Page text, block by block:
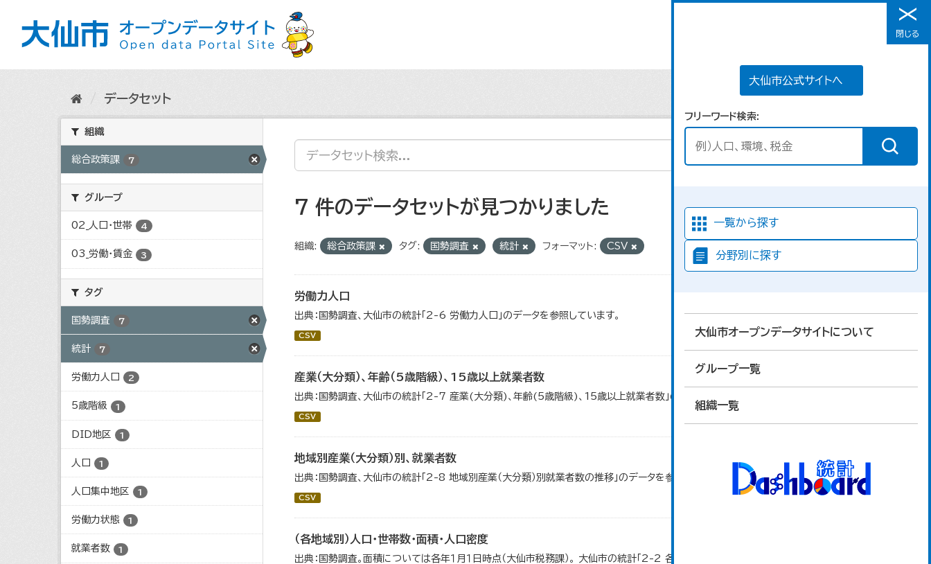
メニュー
大仙市公式サイトへ
フリーワード検索
一覧から探す
分野別に探す
大仙市オープンデータサイトについて
グループ一覧
組織一覧
閉じる
データセット
組織
総合政策課 7
グループ
02_人口・世帯 4
03_労働・賃金 3
タグ
国勢調査 7
統計 7
労働力人口 2
5歳階級 1
DID地区 1
人口 1
人口集中地区 1
労働力状態 1
就業者数 1
7 件のデータセットが見つかりました
組織: 総合政策課 タグ: 国勢調査 統計 フォーマット: CSV
労働力人口
出典：国勢調査、大仙市の統計「2-6 労働力人口」のデータを参照しています。
CSV
産業（大分類）、年齢（5歳階級）、15歳以上就業者数
出典：国勢調査、大仙市の統計「2-7 産業(大分類)、年齢(5歳階級)、15歳以上就業者数」のデータを参照しています。
CSV
地域別産業（大分類）別、就業者数
出典：国勢調査、大仙市の統計「2-8 地域別産業（大分類）別就業者数の推移」のデータを参照しています。
CSV
（各地域別）人口・世帯数・面積・人口密度
出典：国勢調査。面積については各年１月１日時点（大仙市税務課）。 大仙市の統計「2-2 各地域別人口・人口増減・面積・人口密